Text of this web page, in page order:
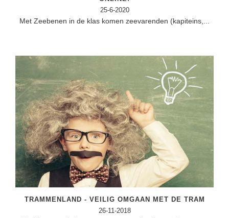
25-6-2020
Met Zeebenen in de klas komen zeevarenden (kapiteins,...
TRAMMENLAND - VEILIG OMGAAN MET DE TRAM
26-11-2018